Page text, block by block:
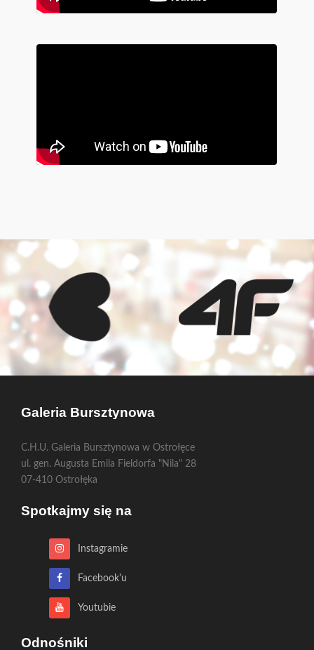
Galeria Bursztynowa
C.H.U. Galeria Bursztynowa w Ostrołęce
ul. gen. Augusta Emila Fieldorfa "Nila" 28
07-410 Ostrołęka
Spotkajmy się na
Instagramie
Facebook'u
Youtubie
Odnośniki